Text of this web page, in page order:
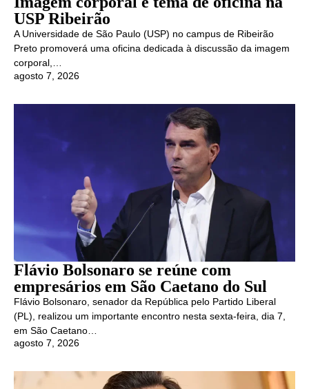
USP Ribeirão
A Universidade de São Paulo (USP) no campus de Ribeirão
Preto promoverá uma oficina dedicada à discussão da imagem
corporal,…
agosto 7, 2026
Flávio Bolsonaro se reúne com
empresários em São Caetano do Sul
Flávio Bolsonaro, senador da República pelo Partido Liberal
(PL), realizou um importante encontro nesta sexta-feira, dia 7,
em São Caetano…
agosto 7, 2026